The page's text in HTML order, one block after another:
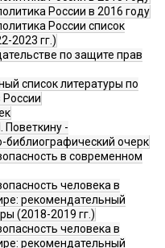
России в 2016 году
России список
2023 гг.)
по защите прав
список литературы по
Поветкину -
очерк
в современном
человека в
рекомендательный
(2018-2019 гг.)
человека в
рекомендательный